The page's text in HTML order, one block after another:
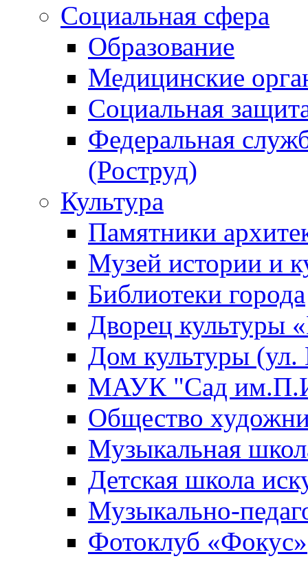
Социальная сфера
Образование
Медицинские
Социальная
Федеральная
(Роструд)
Культура
Памятники
Музей истории и
Библиотеки города
Дворец культуры
Дом культуры (ул.
МАУК "Сад
Общество
Музыкальная
Детская школа
Музыкально-
Фотоклуб «Фокус»